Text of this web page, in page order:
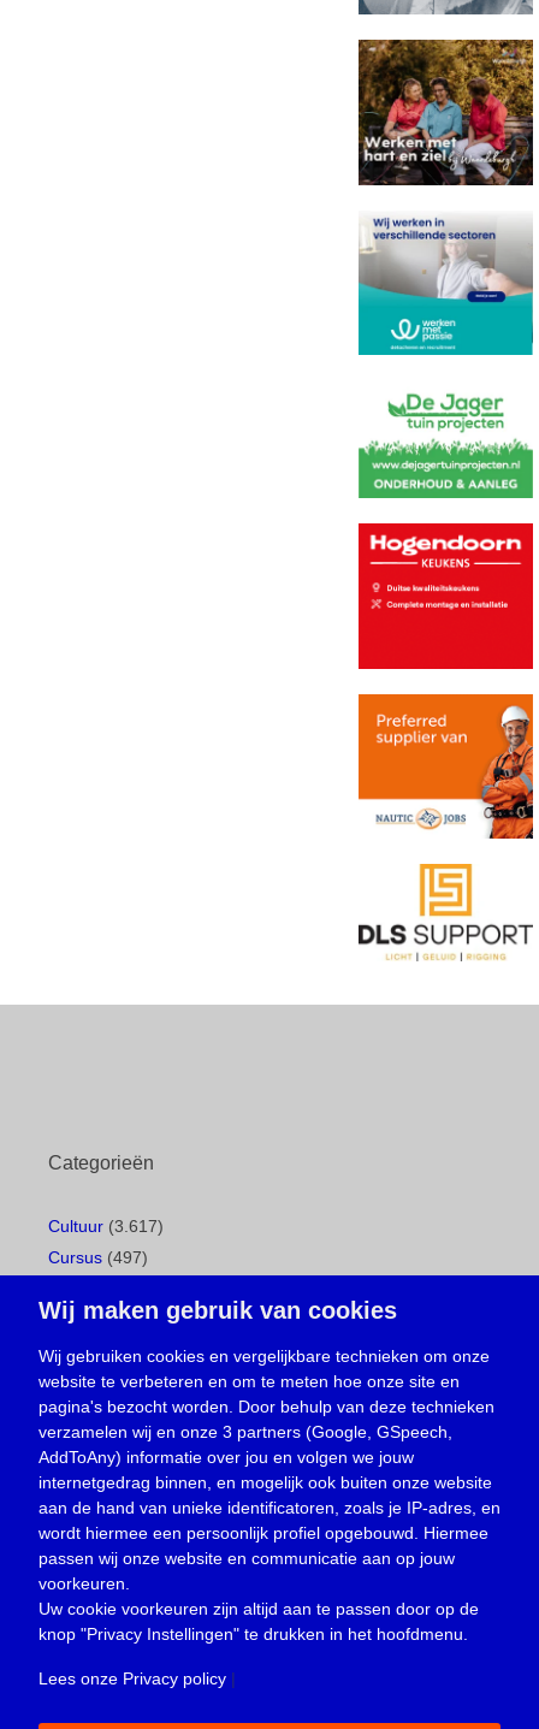
Categorieën
Cultuur (3.617)
Cursus (497)
Gemeentepagina(104)
Ingezonden brief(539)
Media(156)
Nieuws (23.330)
Oproep(734)
Overlijden(39)
Podcast(18)
prijsvraag (5)
Religie (1.438)
Service(226)
Wij maken gebruik van cookies
Wij gebruiken cookies en vergelijkbare technieken om onze
website te verbeteren en om te meten hoe onze site en
pagina's bezocht worden. Door behulp van deze technieken
verzamelen wij en onze 3 partners (Google, GSpeech,
AddToAny) informatie over jou en volgen we jouw
internetgedrag binnen, en mogelijk ook buiten onze website
aan de hand van unieke identificatoren, zoals je IP-adres, en
wordt hiermee een persoonlijk profiel opgebouwd. Hiermee
passen wij onze website en communicatie aan op jouw
voorkeuren.
Uw cookie voorkeuren zijn altijd aan te passen door op de
knop "Privacy Instellingen" te drukken in het hoofdmenu.
Lees onze Privacy policy |